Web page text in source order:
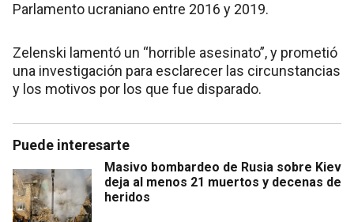
Parlamento ucraniano entre 2016 y 2019.
Zelenski lamentó un “horrible asesinato”, y prometió
una investigación para esclarecer las circunstancias
y los motivos por los que fue disparado.
Puede interesarte
Masivo bombardeo de Rusia sobre Kiev
deja al menos 21 muertos y decenas de
heridos